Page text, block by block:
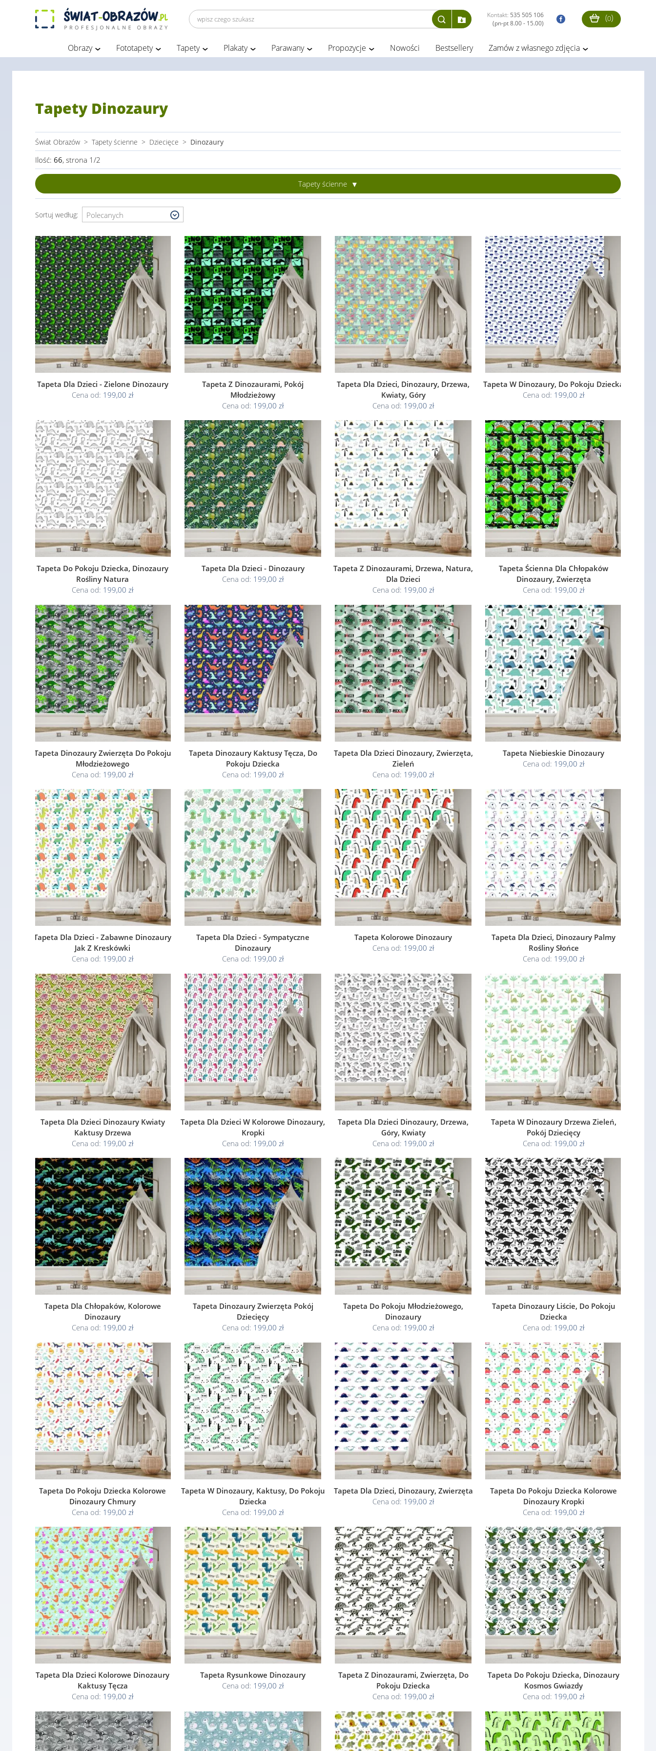
Kontakt: 535 505 106
(pn-pt 8.00 - 15.00)
(0)
Obrazy Fototapety Tapety Plakaty Parawany Propozycje Nowości Bestsellery Zamów z własnego zdjęcia
Tapety Dinozaury
Świat Obrazów > Tapety ścienne > Dziecięce > Dinozaury
Ilość: 66, strona 1/2
Tapety ścienne
Sortuj według:
Tapeta Dla Dzieci - Zielone Dinozaury
Cena od: 199,00 zł
Tapeta Z Dinozaurami, Pokój
Młodzieżowy
Cena od: 199,00 zł
Tapeta Dla Dzieci, Dinozaury, Drzewa,
Kwiaty, Góry
Cena od: 199,00 zł
Tapeta W Dinozaury, Do Pokoju Dziecka
Cena od: 199,00 zł
Tapeta Do Pokoju Dziecka, Dinozaury
Rośliny Natura
Cena od: 199,00 zł
Tapeta Dla Dzieci - Dinozaury
Cena od: 199,00 zł
Tapeta Z Dinozaurami, Drzewa, Natura,
Dla Dzieci
Cena od: 199,00 zł
Tapeta Ścienna Dla Chłopaków
Dinozaury, Zwierzęta
Cena od: 199,00 zł
Tapeta Dinozaury Zwierzęta Do Pokoju
Młodzieżowego
Cena od: 199,00 zł
Tapeta Dinozaury Kaktusy Tęcza, Do
Pokoju Dziecka
Cena od: 199,00 zł
Tapeta Dla Dzieci Dinozaury, Zwierzęta,
Zieleń
Cena od: 199,00 zł
Tapeta Niebieskie Dinozaury
Cena od: 199,00 zł
Tapeta Dla Dzieci - Zabawne Dinozaury
Jak Z Kreskówki
Cena od: 199,00 zł
Tapeta Dla Dzieci - Sympatyczne
Dinozaury
Cena od: 199,00 zł
Tapeta Kolorowe Dinozaury
Cena od: 199,00 zł
Tapeta Dla Dzieci, Dinozaury Palmy
Rośliny Słońce
Cena od: 199,00 zł
Tapeta Dla Dzieci Dinozaury Kwiaty
Kaktusy Drzewa
Cena od: 199,00 zł
Tapeta Dla Dzieci W Kolorowe Dinozaury,
Kropki
Cena od: 199,00 zł
Tapeta Dla Dzieci Dinozaury, Drzewa,
Góry, Kwiaty
Cena od: 199,00 zł
Tapeta W Dinozaury Drzewa Zieleń,
Pokój Dziecięcy
Cena od: 199,00 zł
Tapeta Dla Chłopaków, Kolorowe
Dinozaury
Cena od: 199,00 zł
Tapeta Dinozaury Zwierzęta Pokój
Dziecięcy
Cena od: 199,00 zł
Tapeta Do Pokoju Młodzieżowego,
Dinozaury
Cena od: 199,00 zł
Tapeta Dinozaury Liście, Do Pokoju
Dziecka
Cena od: 199,00 zł
Tapeta Do Pokoju Dziecka Kolorowe
Dinozaury Chmury
Cena od: 199,00 zł
Tapeta W Dinozaury, Kaktusy, Do Pokoju
Dziecka
Cena od: 199,00 zł
Tapeta Dla Dzieci, Dinozaury, Zwierzęta
Cena od: 199,00 zł
Tapeta Do Pokoju Dziecka Kolorowe
Dinozaury Kropki
Cena od: 199,00 zł
Tapeta Dla Dzieci Kolorowe Dinozaury
Kaktusy Tęcza
Cena od: 199,00 zł
Tapeta Rysunkowe Dinozaury
Cena od: 199,00 zł
Tapeta Z Dinozaurami, Zwierzęta, Do
Pokoju Dziecka
Cena od: 199,00 zł
Tapeta Do Pokoju Dziecka, Dinozaury
Kosmos Gwiazdy
Cena od: 199,00 zł